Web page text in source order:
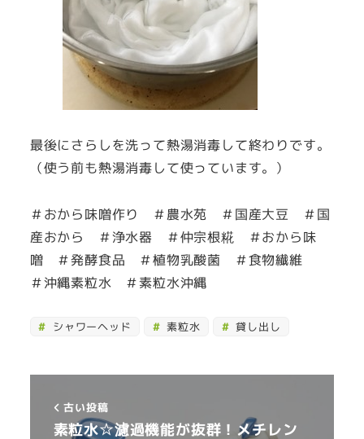
最後にさらしを洗って熱湯消毒して終わりです。
（使う前も熱湯消毒して使っています。）
＃おから味噌作り ＃農水苑 ＃国産大豆 ＃国
産おから ＃浄水器 ＃仲宗根糀 ＃おから味
噌 ＃発酵食品 ＃植物乳酸菌 ＃食物繊維
＃沖縄素粒水 ＃素粒水沖縄
シャワーヘッド 素粒水 貸し出し
古い投稿
素粒水☆濾過機能が抜群！メチレン